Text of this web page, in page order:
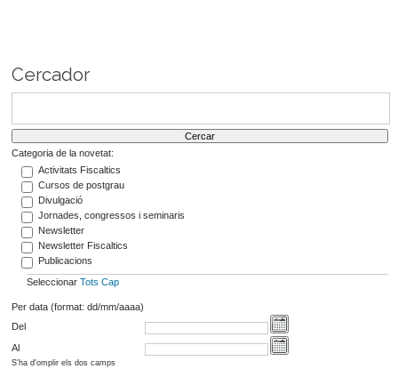
Cercador
Categoria de la novetat:
Activitats Fiscaltics
Cursos de postgrau
Divulgació
Jornades, congressos i seminaris
Newsletter
Newsletter Fiscaltics
Publicacions
Seleccionar Tots Cap
Per data (format: dd/mm/aaaa)
Del
Al
S'ha d'omplir els dos camps